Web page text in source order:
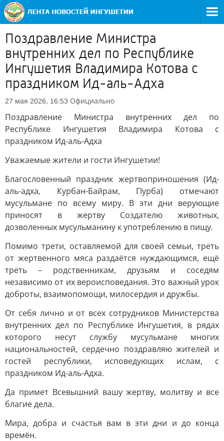
Поздравление Министра
внутренних дел по Республике
Ингушетия Владимира Котова с
праздником Ид-аль-Адха
27 мая 2026, 16:53 Официально
Поздравление Министра внутренних дел по
Республике Ингушетия Владимира Котова с
праздником Ид-аль-Адха
Уважаемые жители и гости Ингушетии!
Благословенный праздник жертвоприношения (Ид-
аль-адха, Курбан-Байрам, ГIурба) отмечают
мусульмане по всему миру. В эти дни верующие
приносят в жертву Создателю животных,
дозволенных мусульманину к употреблению в пищу.
Помимо трети, оставляемой для своей семьи, треть
от жертвенного мяса раздаётся нуждающимся, ещё
треть – родственникам, друзьям и соседям
независимо от их вероисповедания. Это важный урок
доброты, взаимопомощи, милосердия и дружбы.
От себя лично и от всех сотрудников Министерства
внутренних дел по Республике Ингушетия, в рядах
которого несут службу мусульмане многих
национальностей, сердечно поздравляю жителей и
гостей республики, исповедующих ислам, с
праздником Ид-аль-Адха.
Да примет Всевышний вашу жертву, молитву и все
благие дела.
Мира, добра и счастья вам в эти дни и до конца
времён.